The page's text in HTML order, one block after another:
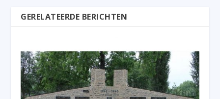
GERELATEERDE BERICHTEN